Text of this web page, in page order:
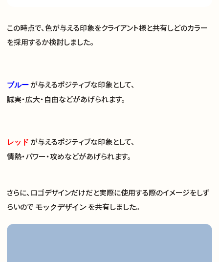
この時点で、色が与える印象をクライアント様と共有しどのカラー
を採用するか検討しました。
ブルー が与えるポジティブな印象として、
誠実・広大・自由などがあげられます。
レッド が与えるポジティブな印象として、
情熱・パワー・攻めなどがあげられます。
さらに、ロゴデザインだけだと実際に使用する際のイメージをしず
らいので モックデザイン を共有しました。